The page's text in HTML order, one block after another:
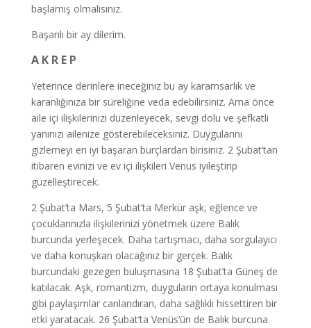
başlamış olmalısınız.
Başarılı bir ay dilerim.
A K R E P
Yeterince derinlere ineceğiniz bu ay karamsarlık ve
karanlığınıza bir süreliğine veda edebilirsiniz. Ama önce
aile içi ilişkilerinizi düzenleyecek, sevgi dolu ve şefkatli
yanınızı ailenize gösterebileceksiniz. Duygularını
gizlemeyi en iyi başaran burçlardan birisiniz. 2 Şubat’tan
itibaren evinizi ve ev içi ilişkileri Venüs iyileştirip
güzelleştirecek.
2 Şubat’ta Mars, 5 Şubat’ta Merkür aşk, eğlence ve
çocuklarınızla ilişkilerinizi yönetmek üzere Balık
burcunda yerleşecek. Daha tartışmacı, daha sorgulayıcı
ve daha konuşkan olacağınız bir gerçek. Balık
burcundaki gezegen buluşmasına 18 Şubat’ta Güneş de
katılacak. Aşk, romantizm, duyguların ortaya konulması
gibi paylaşımlar canlandıran, daha sağlıklı hissettiren bir
etki yaratacak. 26 Şubat’ta Venüs’ün de Balık burcuna